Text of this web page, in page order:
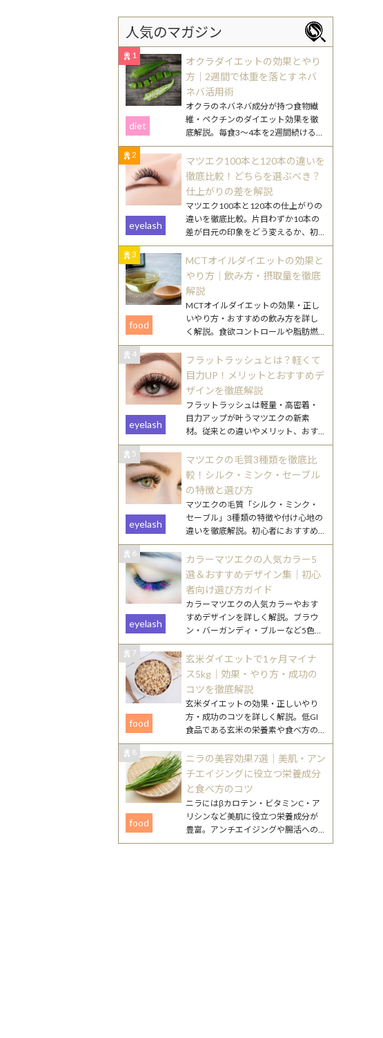
人気のマガジン
1
オクラダイエットの効果とやり
方｜2週間で体重を落とすネバ
ネバ活用術
diet
オクラのネバネバ成分が持つ食物繊
維・ペクチンのダイエット効果を徹
底解説。毎食3〜4本を2週間続けるや
り方や、効果を高める食べ合わせ・
調理のコツを紹介します。
2
マツエク100本と120本の違いを
徹底比較！どちらを選ぶべき？
仕上がりの差を解説
eyelash
マツエク100本と120本の仕上がりの
違いを徹底比較。片目わずか10本の
差が目元の印象をどう変えるか、初
心者向けの選び方やまつ毛ケアのポ
イントも詳しく解説します。
3
MCTオイルダイエットの効果と
やり方｜飲み方・摂取量を徹底
解説
food
MCTオイルダイエットの効果・正し
いやり方・おすすめの飲み方を詳し
く解説。食欲コントロールや脂肪燃
焼のメカニズムから、毎日続けるコ
ツまで丁寧にご紹介します。
4
フラットラッシュとは？軽くて
目力UP！メリットとおすすめデ
ザインを徹底解説
eyelash
フラットラッシュは軽量・高密着・
目力アップが叶うマツエクの新素
材。従来との違いやメリット、おす
すめデザインをわかりやすく解説し
ます。
5
マツエクの毛質3種類を徹底比
較！シルク・ミンク・セーブル
の特徴と選び方
eyelash
マツエクの毛質「シルク・ミンク・
セーブル」3種類の特徴や付け心地の
違いを徹底解説。初心者におすすめ
の選び方や、なりたい目元別のポイ
ントもご紹介します。
6
カラーマツエクの人気カラー5
選＆おすすめデザイン集｜初心
者向け選び方ガイド
eyelash
カラーマツエクの人気カラーやおす
すめデザインを詳しく解説。ブラウ
ン・バーガンディ・ブルーなど5色の
特徴と、初心者でも挑戦しやすい取
り入れ方を紹介します。
7
玄米ダイエットで1ヶ月マイナ
ス5kg｜効果・やり方・成功の
コツを徹底解説
food
玄米ダイエットの効果・正しいやり
方・成功のコツを詳しく解説。低GI
食品である玄米の栄養素や食べ方の
工夫、注意点まで、無理なく続ける
ためのポイントをまとめました。
8
ニラの美容効果7選｜美肌・アン
チエイジングに役立つ栄養成分
と食べ方のコツ
food
ニラにはβカロテン・ビタミンC・ア
リシンなど美肌に役立つ栄養成分が
豊富。アンチエイジングや腸活への
働きが期待できるニラの美容効果